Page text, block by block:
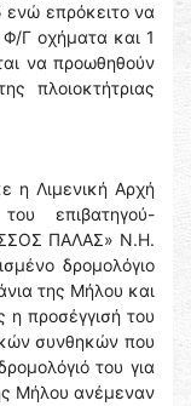
ενώ επρόκειτο να
Γ οχήματα και 1
να προωθηθούν
πλοιοκτήτριας
η Λιμενική Αρχή
επιβατηγού-
ΠΑΛΑΣ» Ν.Η.
δρομολόγιο
της Μήλου και
η προσέγγισή του
συνθηκών που
του για
Μήλου ανέμεναν